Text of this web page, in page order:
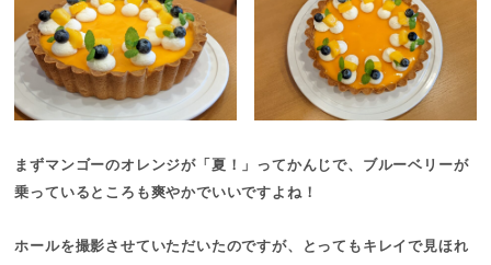
まずマンゴーのオレンジが「夏！」ってかんじで、ブルーベリーが
乗っているところも爽やかでいいですよね！
ホールを撮影させていただいたのですが、とってもキレイで見ほれ